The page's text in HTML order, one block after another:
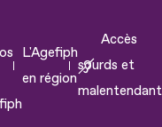
L'Agefiph
en région
Accès
sourds et